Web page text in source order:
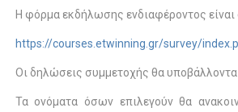
Η φόρμα εκδήλωσης ενδιαφέροντος
https://courses.etwinning.gr/survey/
Oι δηλώσεις συμμετοχής θα
Τα ονόματα όσων επιλεγούν θα